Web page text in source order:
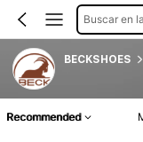
Buscar en
BECKSHOES
Recommended